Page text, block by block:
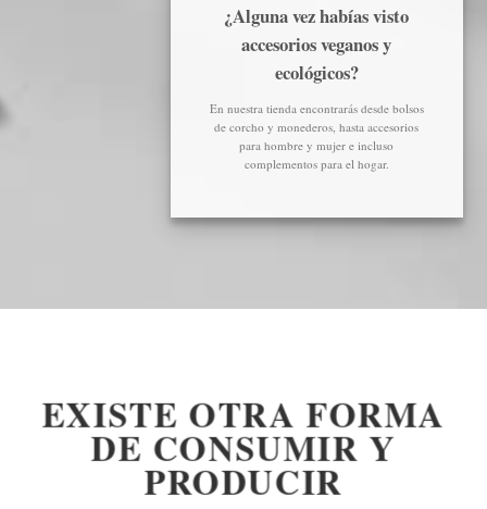
¿Alguna vez habías visto
accesorios veganos y
ecológicos?
En nuestra tienda encontrarás desde bolsos
de corcho y monederos, hasta accesorios
para hombre y mujer e incluso
complementos para el hogar.
EXISTE OTRA FORMA
DE CONSUMIR Y
PRODUCIR